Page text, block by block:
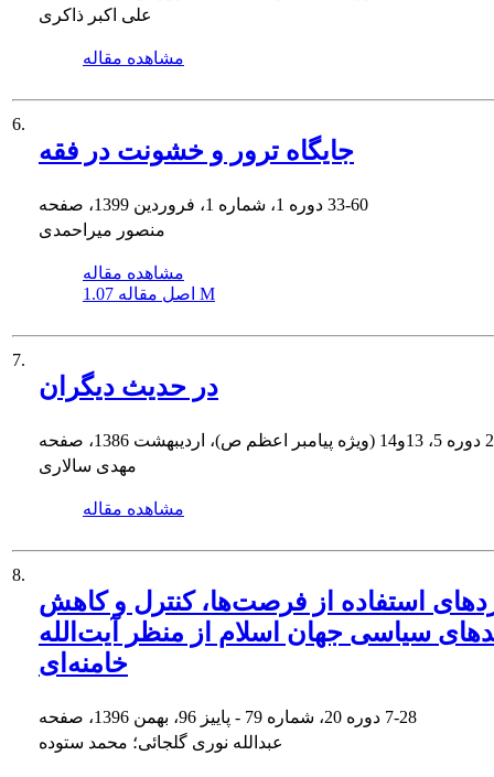
علی اکبر ذاکری
مشاهده مقاله
6.
جایگاه ترور و خشونت در فقه
33-60
منصور میراحمدی
مشاهده مقاله
اصل مقاله 1.07 M
7.
در حدیث دیگران
مهدی سالاری
مشاهده مقاله
8.
استفاده از فرصت‌ها، کنترل و کاهش
سیاسی جهان اسلام از منظر آیت‌الله
خامنه‌ای
7-28
عبدالله نوری گلجائی؛ محمد ستوده